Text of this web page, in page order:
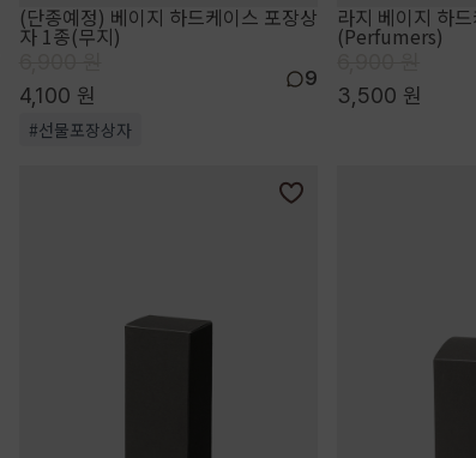
(단종예정) 베이지 하드케이스 포장상
자 1종(무지)
4,100 원
9
#선물포장상자
라지 베이지 하
(Perfumers)
3,500 원